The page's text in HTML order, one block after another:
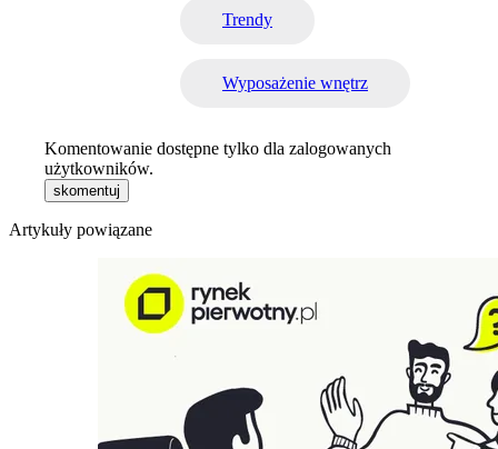
Trendy
Wyposażenie wnętrz
Komentowanie dostępne tylko dla zalogowanych
użytkowników.
skomentuj
Artykuły powiązane